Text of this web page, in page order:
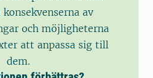
av
och möjligheterna
att anpassa sig till
dem.